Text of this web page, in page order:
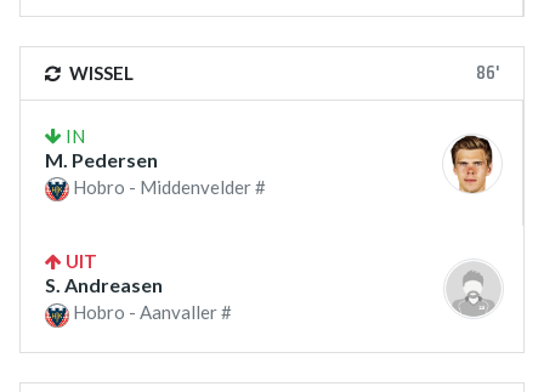
WISSEL 86'
IN
M. Pedersen
Hobro - Middenvelder #
UIT
S. Andreasen
Hobro - Aanvaller #